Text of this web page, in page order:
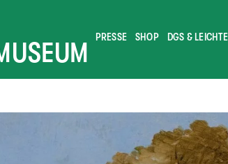
PRESSE SHOP DGS &